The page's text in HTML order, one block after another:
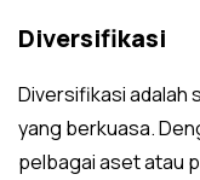
Diversifikasi
Diversifikasi adalah
yang berkuasa.
pelbagai aset atau